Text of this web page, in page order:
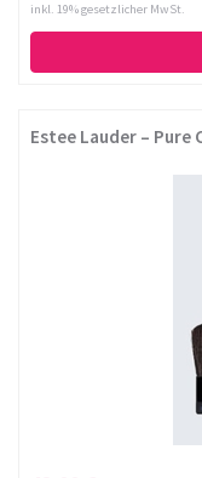
inkl. 19% gesetzlicher MwSt.
Estee Lauder – Pure